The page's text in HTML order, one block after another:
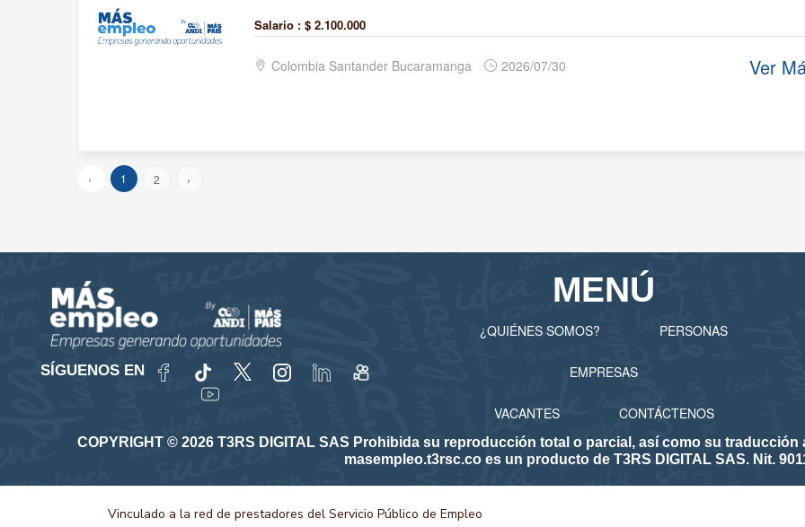
Salario : $ 2.100.000
Colombia Santander Bucaramanga 2026/07/30 Ver
‹ 1 2 ›
SÍGUENOS EN
MENÚ
¿QUIÉNES SOMOS? PERSONAS
EMPRESAS
VACANTES CONTÁCTENOS
COPYRIGHT © 2026 T3RS DIGITAL SAS Prohibida su reproducción total o parcial, así como su
masempleo.t3rsc.co es un producto de T3RS DIGITAL SAS. Nit.
Vinculado a la red de prestadores del Servicio Público de Empleo